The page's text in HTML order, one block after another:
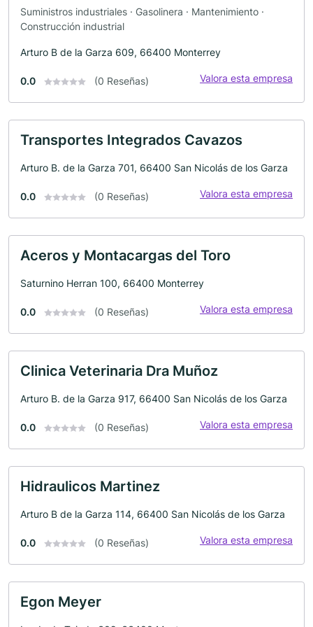
Suministros industriales · Gasolinera · Mantenimiento ·
Construcción industrial
Arturo B de la Garza 609, 66400 Monterrey
0.0 (0 Reseñas) Valora esta empresa
Transportes Integrados Cavazos
Arturo B. de la Garza 701, 66400 San Nicolás de los Garza
0.0 (0 Reseñas) Valora esta empresa
Aceros y Montacargas del Toro
Saturnino Herran 100, 66400 Monterrey
0.0 (0 Reseñas) Valora esta empresa
Clinica Veterinaria Dra Muñoz
Arturo B. de la Garza 917, 66400 San Nicolás de los Garza
0.0 (0 Reseñas) Valora esta empresa
Hidraulicos Martinez
Arturo B de la Garza 114, 66400 San Nicolás de los Garza
0.0 (0 Reseñas) Valora esta empresa
Egon Meyer